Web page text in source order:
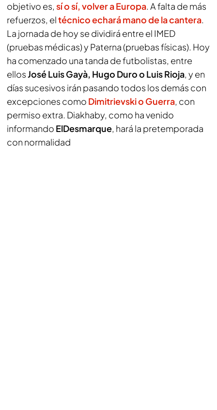
objetivo es, sí o sí, volver a Europa. A falta de más
refuerzos, eltécnico echará mano de la cantera.
La jornada de hoy se dividirá entre el IMED
(pruebas médicas) y Paterna (pruebas físicas). Hoy
ha comenzado una tanda de futbolistas, entre
ellosJosé Luis Gayà, Hugo Duro o Luis Rioja, y en
días sucesivos irán pasando todos los demás con
excepciones como Dimitrievski o Guerra, con
permiso extra. Diakhaby, como ha venido
informando ElDesmarque, hará la pretemporada
con normalidad